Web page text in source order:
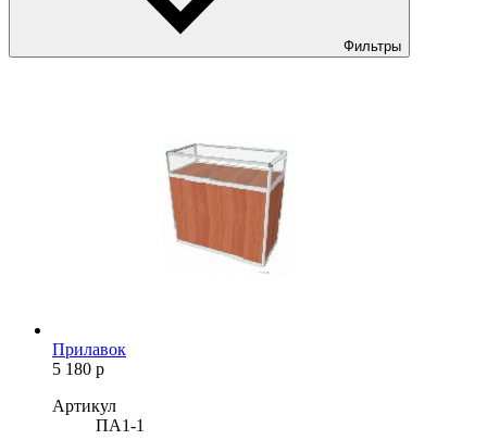
Фильтры
Прилавок
5 180 р
Артикул
ПА1-1